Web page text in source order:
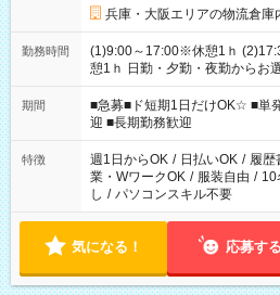
兵庫・大阪エリアの物流倉庫
勤務時間
(1)9:00～17:00※休憩1ｈ
憩1ｈ 日勤・夕勤・夜勤からお
わせて働けるお仕事です(*^^*) 【その他選べる勤務時間】 8-17
時/9-17時/9-18時/10-18時/11-
時/22-翌6時/0-翌8時 ご自身のご
フト！
期間
■急募■ド短期1日だけOK☆ ■単
迎 ■長期勤務歓迎
特徴 週1日からOK / 日払いOK / 履歴
業・WワークOK / 服装自由 / 10
し / パソコンスキル不要
気になる！ 応募する